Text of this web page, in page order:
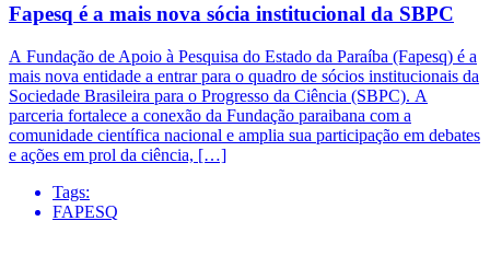
Fapesq é a mais nova sócia institucional da SBPC
A Fundação de Apoio à Pesquisa do Estado da Paraíba (Fapesq) é a
mais nova entidade a entrar para o quadro de sócios institucionais da
Sociedade Brasileira para o Progresso da Ciência (SBPC). A
parceria fortalece a conexão da Fundação paraibana com a
comunidade científica nacional e amplia sua participação em debates
e ações em prol da ciência, […]
Tags:
FAPESQ